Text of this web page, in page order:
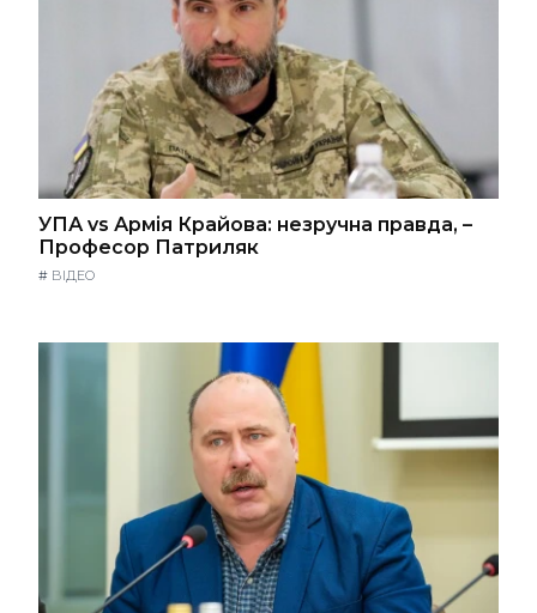
УПА vs Армія Крайова: незручна правда, –
Професор Патриляк
# ВІДЕО